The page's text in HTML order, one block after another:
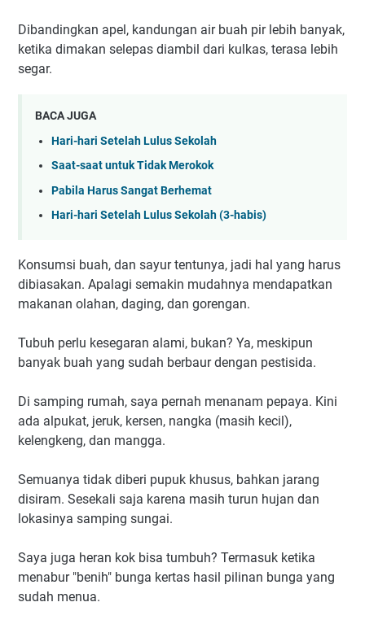
Dibandingkan apel, kandungan air buah pir lebih banyak,
ketika dimakan selepas diambil dari kulkas, terasa lebih
segar.
BACA JUGA
Hari-hari Setelah Lulus Sekolah
Saat-saat untuk Tidak Merokok
Pabila Harus Sangat Berhemat
Hari-hari Setelah Lulus Sekolah (3-habis)
Konsumsi buah, dan sayur tentunya, jadi hal yang harus
dibiasakan. Apalagi semakin mudahnya mendapatkan
makanan olahan, daging, dan gorengan.
Tubuh perlu kesegaran alami, bukan? Ya, meskipun
banyak buah yang sudah berbaur dengan pestisida.
Di samping rumah, saya pernah menanam pepaya. Kini
ada alpukat, jeruk, kersen, nangka (masih kecil),
kelengkeng, dan mangga.
Semuanya tidak diberi pupuk khusus, bahkan jarang
disiram. Sesekali saja karena masih turun hujan dan
lokasinya samping sungai.
Saya juga heran kok bisa tumbuh? Termasuk ketika
menabur "benih" bunga kertas hasil pilinan bunga yang
sudah menua.